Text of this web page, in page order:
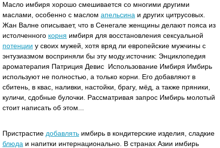
Масло имбиря хорошо смешивается со многими другими
маслами, особенно с маслом апельсина и других цитрусовых.
Жан Валне описывает, что в Сенегале женщины делают пояса из
истолченного корня имбиря для восстановления сексуальной
потенции у своих мужей, хотя вряд ли европейские мужчины с
энтузиазмом восприняли бы эту моду.источник: Энциклопедия
ароматерапия Патриция Девис Использование Имбиря Имбирь
используют не полностью, а только корни. Его добавляют в
сбитень, в квас, наливки, настойки, брагу, мёд, а также пряники,
куличи, сдобные булочки. Рассматривая запрос Имбирь молотый
стоит написать об этом...
Пристрастие добавлять имбирь в кондитерские изделия, сладкие
блюда и напитки интернационально. В странах Азии имбирь